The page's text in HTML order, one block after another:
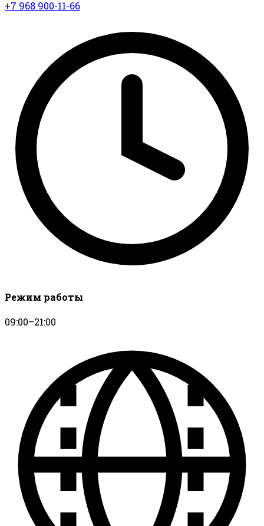
+7 968 900-11-66
Режим работы
09:00–21:00